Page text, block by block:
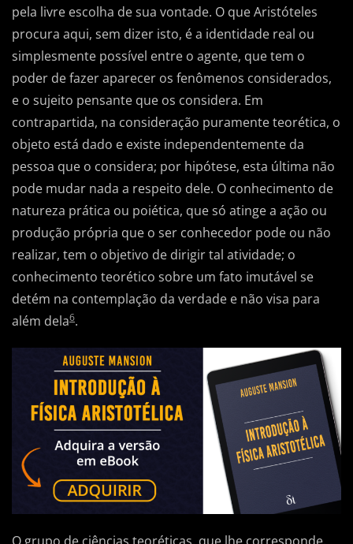
pela livre escolha de sua vontade. O que Aristóteles
procura aqui, sem dizer isto, é a identidade real ou
simplesmente possível entre o agente, que tem o
poder de fazer aparecer os fenômenos considerados,
e o sujeito pensante que os considera. Em
contrapartida, na consideração puramente teorética, o
objeto está dado e existe independentemente da
pessoa que o considera; por hipótese, esta última não
pode mudar nada a respeito dele. O conhecimento de
natureza prática ou poiética, que só atinge a ação ou
produção própria que o ser conhecedor pode ou não
realizar, tem o objetivo de dirigir tal atividade; o
conhecimento teorético sobre um fato imutável se
detém na contemplação da verdade e não visa para
além dela6.